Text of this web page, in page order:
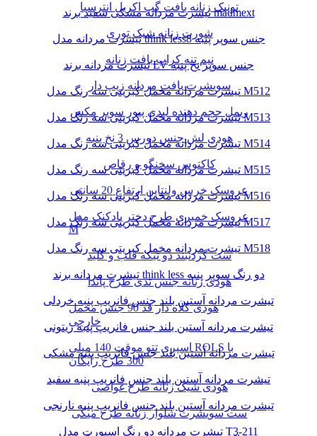
تونیک زنانه بافت گپ اکریل انترسیا
شورت زنانه شیک توری
نیم تنه کراپ بافت زنانه
سویشرت بافت مردانه زیپ دار
ریمل حجم دهنده لیدی پیور سوپر مکس
هودی لش جنس دورس 3 نخ پنبه
کاکتوس سخنگو و رقاص
عروسک خرس ولنتاین ارتفاع 20 سانتی
عروسک خمیری طرح دختر بادکنک مدل
M
ست گردنبند دو تیکه قلب و کلید
هودی زنانه جنس تدی طرح پاندا
هودی کلاه دار قد 90 جنس مخمل
خارجی
اسپری تتو موقت 140 میلی ROLS با
300 طرح رایگان
هودی شیک زنانه طرح غواصی
ست سویشرت شلوار زنانه طرح میکی
تیشرت مردانه مشکی سفید برند madmext
تیشرت مردانه مدل think less8 جنس سوپر پنبه
تیشرت مردانه برند LV جنس سوپر نخ پنبه
تیشرت مردانه مخمل کبریتی سه رنگ مدل M512
تیشرت مردانه مخمل کبریتی سه رنگ مدل M513
تیشرت مردانه مخمل کبریتی سه رنگ مدل M514
تیشرت مردانه مخمل کبریتی سه رنگ مدل M515
تیشرت مردانه مخمل کبریتی سه رنگ مدل M516
تیشرت مردانه مخمل کبریتی سه رنگ مدل M517
تیشرت مردانه مخمل کبریتی سه رنگ مدل M518
تیشرت مردانه برند think less دو رنگ سوپر پنبه
تیشرت مردانه آستین بلند جنس فانریپ پنبه خردلی
تیشرت مردانه آستین بلند جنس فانریپ پنبه زیتونی
تیشرت مردانه آستین بلند جنس فانریپ پنبه مشکی
تیشرت مردانه آستین بلند جنس فانریپ پنبه سفید
تیشرت مردانه آستین بلند جنس فانریپ پنبه نارنجی
تیشرت مردانه دو رنگ اسپورت مدل T3-211